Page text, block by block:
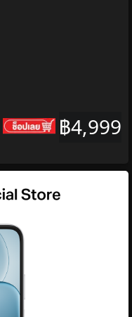
฿4,999